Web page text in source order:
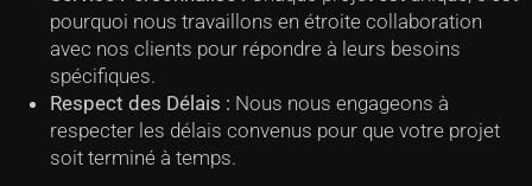
pourquoi nous travaillons en étroite collaboration
avec nos clients pour répondre à leurs besoins
spécifiques.
Respect des Délais : Nous nous engageons à
respecter les délais convenus pour que votre projet
soit terminé à temps.